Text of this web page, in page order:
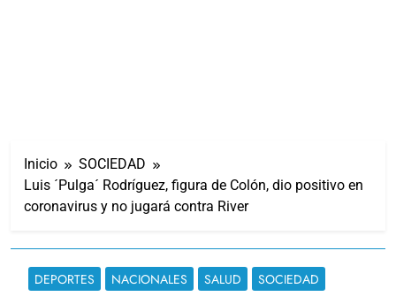
Inicio
SOCIEDAD
Luis ´Pulga´ Rodríguez, figura de Colón, dio positivo en
coronavirus y no jugará contra River
DEPORTES NACIONALES SALUD SOCIEDAD